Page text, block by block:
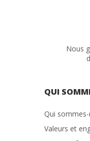
Nous
QUI
Qui
Valeurs et